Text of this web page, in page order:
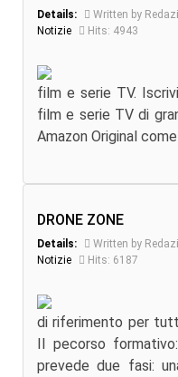
Details: Written by
Notizie
Hits: 4943
film e serie TV.
film e serie TV di
Amazon Original come
DRONE ZONE
Details: Written by
Notizie
Hits: 6187
di riferimento per
Il pecorso
prevede due fasi: